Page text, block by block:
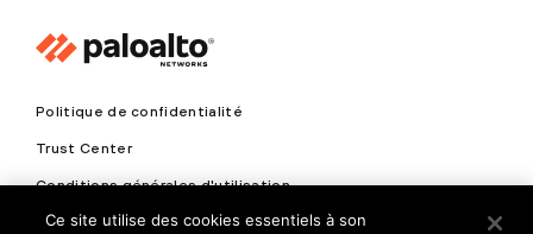
Politique de confidentialité
Trust Center
Conditions générales d'utilisation
Documents
Ce site utilise des cookies essentiels à son